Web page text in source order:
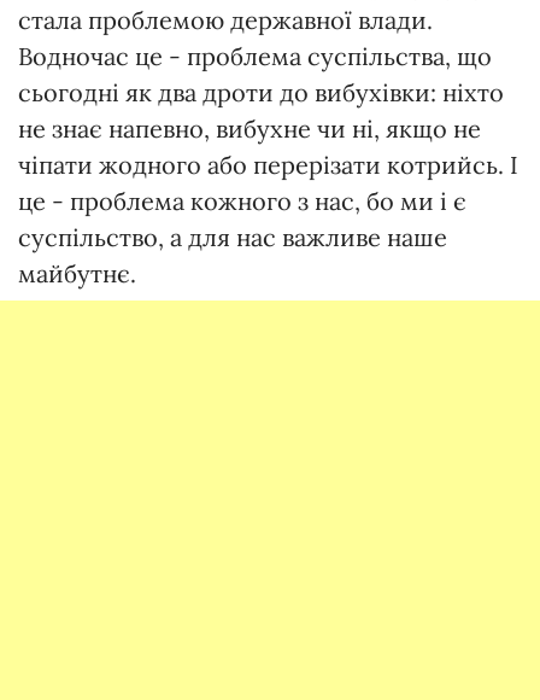
стала проблемою державної влади.
Водночас це - проблема суспільства, що
сьогодні як два дроти до вибухівки: ніхто
не знає напевно, вибухне чи ні, якщо не
чіпати жодного або перерізати котрийсь. І
це - проблема кожного з нас, бо ми і є
суспільство, а для нас важливе наше
майбутнє.